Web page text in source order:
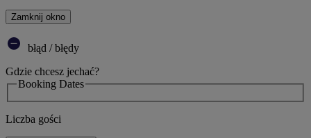
Zamknij okno
błąd / błędy
Gdzie chcesz jechać?
Booking Dates
Liczba gości